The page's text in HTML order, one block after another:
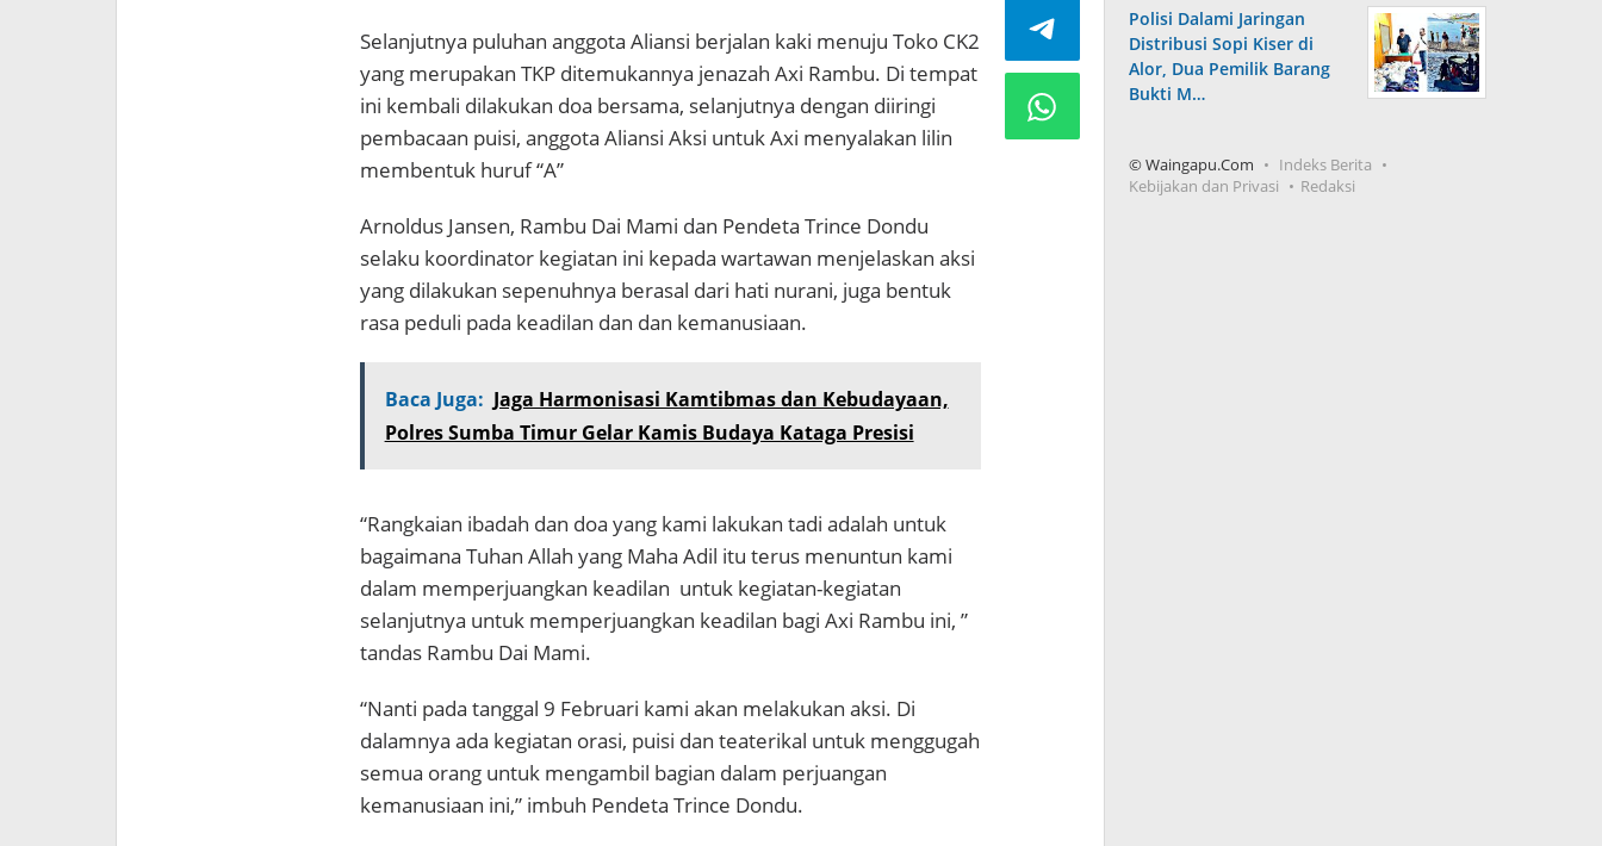
Selanjutnya puluhan anggota Aliansi berjalan kaki menuju Toko CK2
yang merupakan TKP ditemukannya jenazah Axi Rambu. Di tempat
ini kembali dilakukan doa bersama, selanjutnya dengan diiringi
pembacaan puisi, anggota Aliansi Aksi untuk Axi menyalakan lilin
membentuk huruf “A”
Arnoldus Jansen, Rambu Dai Mami dan Pendeta Trince Dondu
selaku koordinator kegiatan ini kepada wartawan menjelaskan aksi
yang dilakukan sepenuhnya berasal dari hati nurani, juga bentuk
rasa peduli pada keadilan dan dan kemanusiaan.
Baca Juga: Jaga Harmonisasi Kamtibmas dan Kebudayaan,
Polres Sumba Timur Gelar Kamis Budaya Kataga Presisi
“Rangkaian ibadah dan doa yang kami lakukan tadi adalah untuk
bagaimana Tuhan Allah yang Maha Adil itu terus menuntun kami
dalam memperjuangkan keadilan untuk kegiatan-kegiatan
selanjutnya untuk memperjuangkan keadilan bagi Axi Rambu ini, ”
tandas Rambu Dai Mami.
“Nanti pada tanggal 9 Februari kami akan melakukan aksi. Di
dalamnya ada kegiatan orasi, puisi dan teaterikal untuk menggugah
semua orang untuk mengambil bagian dalam perjuangan
kemanusiaan ini,” imbuh Pendeta Trince Dondu.
Polisi Dalami Jaringan
Distribusi Sopi Kiser di
Alor, Dua Pemilik Barang
Bukti M…
© Waingapu.Com
Indeks Berita
Kebijakan dan Privasi
Redaksi